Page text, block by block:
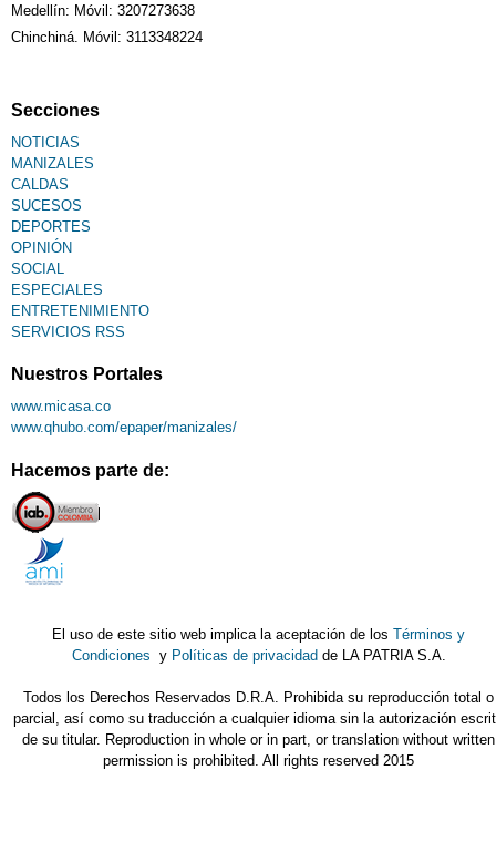
Medellín: Móvil: 3207273638
Chinchiná. Móvil: 3113348224
Secciones
NOTICIAS
MANIZALES
CALDAS
SUCESOS
DEPORTES
OPINIÓN
SOCIAL
ESPECIALES
ENTRETENIMIENTO
SERVICIOS RSS
Nuestros Portales
www.micasa.co
www.qhubo.com/epaper/manizales/
Hacemos parte de:
El uso de este sitio web implica la aceptación de losTérminos y
Condiciones y Políticas de privacidad de LA PATRIA S.A.
Todos los Derechos Reservados D.R.A. Prohibida su reproducción total o
parcial, así como su traducción a cualquier idioma sin la autorización
de su titular. Reproduction in whole or in part, or translation without written
permission is prohibited. All rights reserved 2015